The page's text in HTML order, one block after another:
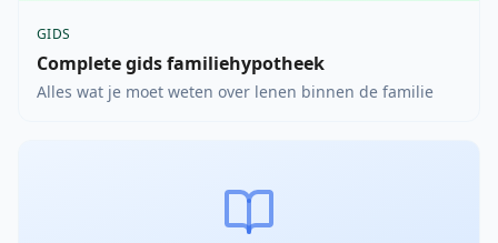
GIDS
Complete gids familiehypotheek
Alles wat je moet weten over lenen binnen de familie